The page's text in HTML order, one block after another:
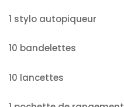
1 stylo autopiqueur
10 bandelettes
10 lancettes